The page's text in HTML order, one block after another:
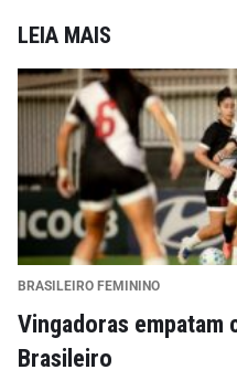
LEIA MAIS
BRASILEIRO FEMININO
Vingadoras empatam
Brasileiro